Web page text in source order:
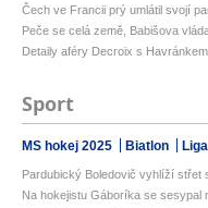
Čech ve Francii prý umlátil svojí
Peče se celá země, Babišova
Detaily aféry Decroix s
Sport
MS hokej 2025 Biatlon
Pardubický Boledovič vyhlíží střet
Na hokejistu Gáboríka se sesypal